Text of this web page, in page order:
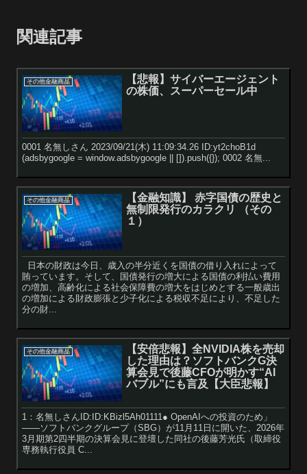
関連記事
その他金融商品
【悲報】サイバーエージェント
の株価、スーパーセール中
0001 名無しさん 2023/09/21(木) 11:09:34.26 ID:yt2choB1d
(adsbygoogle = window.adsbygoogle || []).push({}); 0002 名無...
その他金融商品
【金融知識】 赤字国債の歴史と
無制限発行のカラクリ （その
１）
日本の財政は今日、歳入の半分近くを国債の借り入れによって
賄っています。そして、国債発行の増大による国債の利払い費用
の増加、高齢化による社会保障費の増大をはじめとする一般歳出
の増加による財政膨張と少子化による税収不足により、不足した
分の財...
その他金融商品
【安倍悲報】全NVIDIA株を売却
した理由は？ソフトバンクG決
算会見で後藤CFOが明かす“AI
バブル”にも言及【大臣悲報】
1：名無しさんID:ID:KBizl5Ah01111● OpenAIへの投資のため」
――ソフトバンクグループ（SBG）が11月11日に開いた、2026年
3月期第2四半期の決算会見に登壇した同社の後藤芳光氏（取締役
専務執行役員 C...